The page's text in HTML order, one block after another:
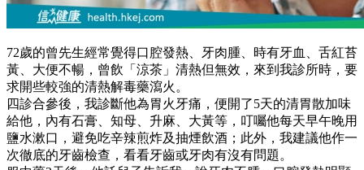
72歲的曾先生經常覺得口腔發熱、牙肉腫、時有牙血、舌紅苔
黃、大便不暢，曾飲「涼茶」清熱但無效，來到我診所時，要
求開些較強的清熱解毒藥瀉火。
四診合參後，我診斷他為胃火牙痛，便開了5天的清胃散加味
給他，內有石膏、知母、升麻、大黃等，叮囑他每天早午晚用
鹽水漱口，避免吃辛辣煎炸及抽煙飲酒；此外，我建議他作一
次徹底的牙齒檢查，看看牙齒或牙肉有沒有問題。